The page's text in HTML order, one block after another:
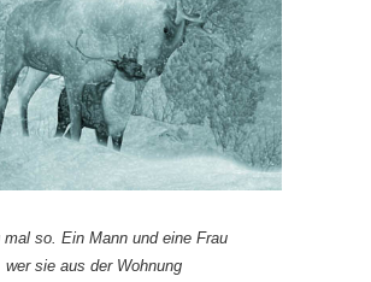
so. Ein Mann und eine Frau
wer sie aus der Wohnung